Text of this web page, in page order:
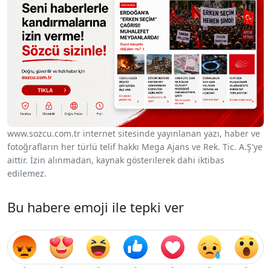
www.sozcu.com.tr internet sitesinde yayınlanan yazı, haber ve
fotoğrafların her türlü telif hakkı Mega Ajans ve Rek. Tic. A.Ş'ye
aittir. İzin alınmadan, kaynak gösterilerek dahi iktibas
edilemez.
Bu habere emoji ile tepki ver